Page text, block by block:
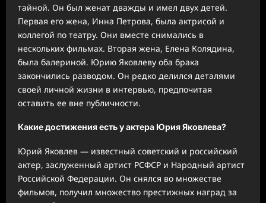
тайной. Он был женат дважды и имел двух детей.
Первая его жена, Инна Петрова, была актрисой и
коллегой по театру. Они вместе снимались в
нескольких фильмах. Вторая жена, Елена Колядина,
была балериной. Юрию Яковлеву оба брака
закончились разводом. Он редко делился деталями
своей личной жизни в интервью, предпочитая
оставить ее вне публичности.
Какие достижения есть у актера Юрия Яковлева?
Юрий Яковлев — известный советский и российский
актер, заслуженный артист РСФСР и Народный артист
Российской Федерации. Он снялся во множестве
фильмов, получил множество престижных наград за